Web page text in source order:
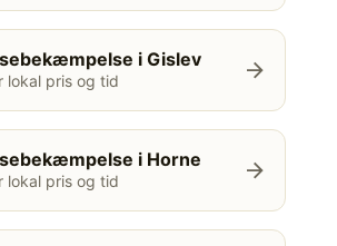
i Gislev
lokal pris og tid arrow_forward
i Horne
lokal pris og tid arrow_forward